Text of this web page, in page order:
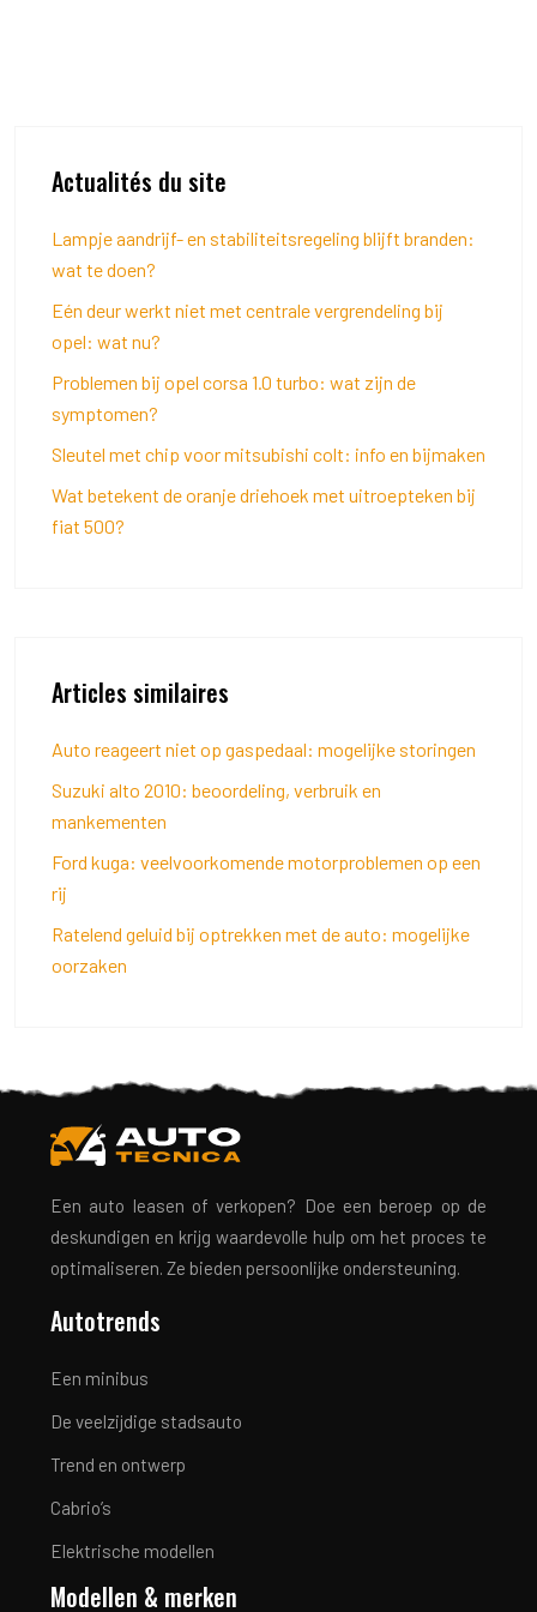
Actualités du site
Lampje aandrijf- en stabiliteitsregeling blijft branden:
wat te doen?
Eén deur werkt niet met centrale vergrendeling bij
opel: wat nu?
Problemen bij opel corsa 1.0 turbo: wat zijn de
symptomen?
Sleutel met chip voor mitsubishi colt: info en bijmaken
Wat betekent de oranje driehoek met uitroepteken bij
fiat 500?
Articles similaires
Auto reageert niet op gaspedaal: mogelijke storingen
Suzuki alto 2010: beoordeling, verbruik en
mankementen
Ford kuga: veelvoorkomende motorproblemen op een
rij
Ratelend geluid bij optrekken met de auto: mogelijke
oorzaken
Een auto leasen of verkopen? Doe een beroep op de
deskundigen en krijg waardevolle hulp om het proces te
optimaliseren. Ze bieden persoonlijke ondersteuning.
Autotrends
Een minibus
De veelzijdige stadsauto
Trend en ontwerp
Cabrio’s
Elektrische modellen
Modellen & merken